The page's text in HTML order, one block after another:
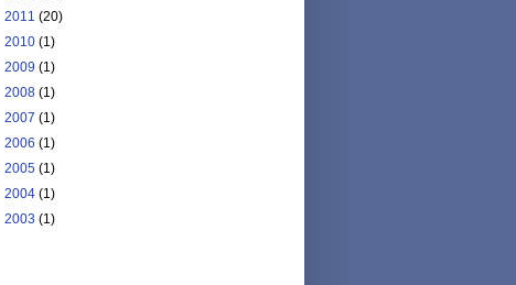
2011 (20)
2010 (1)
2009 (1)
2008 (1)
2007 (1)
2006 (1)
2005 (1)
2004 (1)
2003 (1)